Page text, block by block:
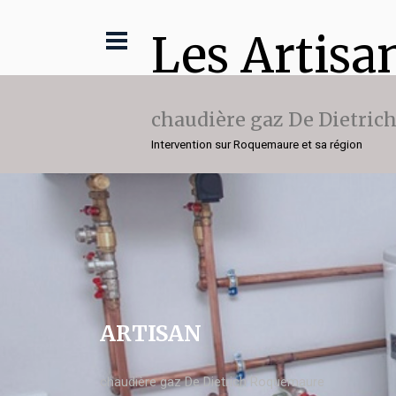
Les
chaudière gaz De Dietrich
Intervention sur Roquemaure et sa région
ARTISAN
chaudière gaz De Dietrich Roquemaure